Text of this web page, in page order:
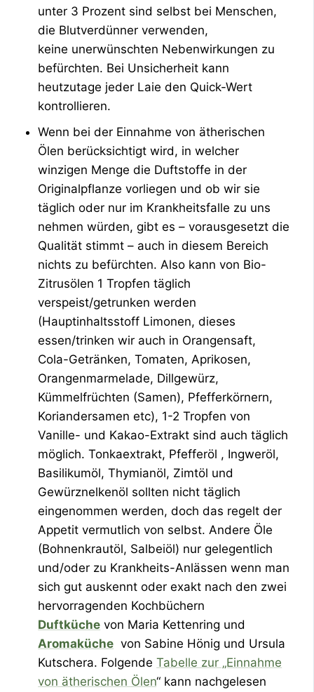
unter 3 Prozent sind selbst bei Menschen,
die Blutverdünner verwenden,
keine unerwünschten Nebenwirkungen zu
befürchten. Bei Unsicherheit kann
heutzutage jeder Laie den Quick-Wert
kontrollieren.
Wenn bei der Einnahme von ätherischen
Ölen berücksichtigt wird, in welcher
winzigen Menge die Duftstoffe in der
Originalpflanze vorliegen und ob wir sie
täglich oder nur im Krankheitsfalle zu uns
nehmen würden, gibt es – vorausgesetzt die
Qualität stimmt – auch in diesem Bereich
nichts zu befürchten. Also kann von Bio-
Zitrusölen 1 Tropfen täglich
verspeist/getrunken werden
(Hauptinhaltsstoff Limonen, dieses
essen/trinken wir auch in Orangensaft,
Cola-Getränken, Tomaten, Aprikosen,
Orangenmarmelade, Dillgewürz,
Kümmelfrüchten (Samen), Pfefferkörnern,
Koriandersamen etc), 1-2 Tropfen von
Vanille- und Kakao-Extrakt sind auch täglich
möglich. Tonkaextrakt, Pfefferöl , Ingweröl,
Basilikumöl, Thymianöl, Zimtöl und
Gewürznelkenöl sollten nicht täglich
eingenommen werden, doch das regelt der
Appetit vermutlich von selbst. Andere Öle
(Bohnenkrautöl, Salbeiöl) nur gelegentlich
und/oder zu Krankheits-Anlässen wenn man
sich gut auskennt oder exakt nach den zwei
hervorragenden Kochbüchern
Duftküche von Maria Kettenring und
Aromaküche von Sabine Hönig und Ursula
Kutschera. FolgendeTabelle zur „Einnahme
von ätherischen Ölen“ kann nachgelesen